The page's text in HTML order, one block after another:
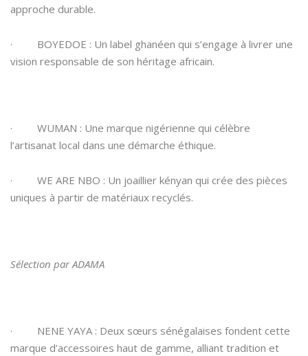
approche durable.
· BOYEDOE : Un label ghanéen qui s’engage à livrer une
vision responsable de son héritage africain.
· WUMAN : Une marque nigérienne qui célèbre
l’artisanat local dans une démarche éthique.
· WE ARE NBO : Un joaillier kényan qui crée des pièces
uniques à partir de matériaux recyclés.
Sélection par ADAMA
· NENE YAYA : Deux sœurs sénégalaises fondent cette
marque d’accessoires haut de gamme, alliant tradition et